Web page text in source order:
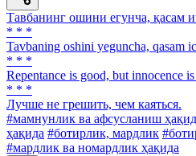
Тавбанинг ошини егунча, қасам
* * *
Tavbaning oshini yeguncha, qasam
* * *
Repentance is good, but innocence is
* * *
Лучше не грешить, чем каяться.
#мамнунлик ва афсусланиш
ҳақида #ботирлик, мардлик
#мардлик ва номардлик ҳақида